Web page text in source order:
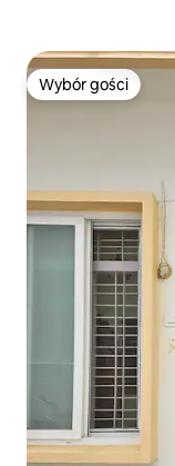
Wybór gości
Wybór gości